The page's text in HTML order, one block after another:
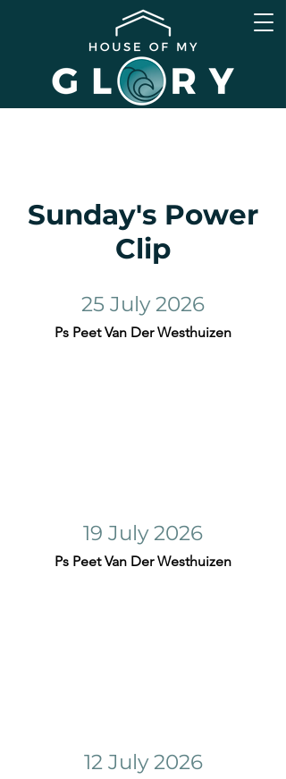
Sunday's Power
Clip
25 July 2026
Ps Peet Van Der Westhuizen
19 July 2026
Ps Peet Van Der Westhuizen
12 July 2026